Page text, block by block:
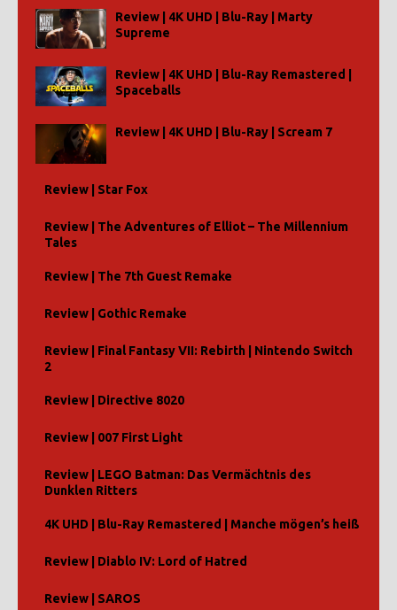
Review | 4K UHD | Blu-Ray | Marty
Supreme
Review | 4K UHD | Blu-Ray Remastered |
Spaceballs
Review | 4K UHD | Blu-Ray | Scream 7
Review | Star Fox
Review | The Adventures of Elliot – The Millennium
Tales
Review | The 7th Guest Remake
Review | Gothic Remake
Review | Final Fantasy VII: Rebirth | Nintendo Switch
2
Review | Directive 8020
Review | 007 First Light
Review | LEGO Batman: Das Vermächtnis des
Dunklen Ritters
4K UHD | Blu-Ray Remastered | Manche mögen’s heiß
Review | Diablo IV: Lord of Hatred
Review | SAROS